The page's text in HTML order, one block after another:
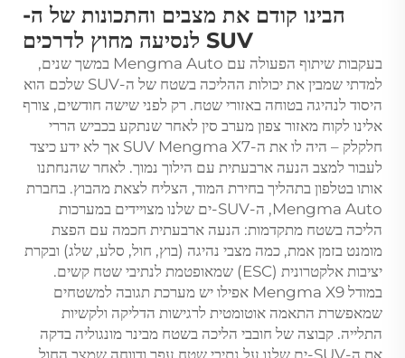
הבינו קודם את מצבים והתכונות של ה-
SUV לנסיעה מחוץ לדרכים
בעקבות שיתוף הפעולה עם Mengma Auto במשך שנים,
למדתי שמבין את יכולות ההליכה בשטח של ה-SUV שלכם הוא
היסוד לנהיגה בטוחה באזורי שטח. רק לפני שישה חודשים, צורף
אלינו לקוח מאזור צפון מערב סין לאחר שנתקע בכביש הררי
חלקלק – היה לו את ה-SUV Mengma X7 אך לא ידע כיצד
לעבור למצב הנעה ארבעתית עם הילוך נמוך. לאחר שהנחתנו
אותו בטלפון בתהליך בחירת המוד, הצליח לצאת מהבוץ. בחברת
Mengma Auto, ה-SUV-ים שלנו מצויידים במערכות
הליכה בשטח מתקדמות: הנעה ארבעתית חכמה עם הפצת
מומנט בזמן אמת, כמה מצבי נהיגה (בוץ, חול, סלע, שלג) ובקרת
יציבות אלקטרונית (ESC) שמאופטמת לנתיבי שטח קשים.
במודל Mengma X9 אפילו יש מערכת תגובה למשטחים
שמאפשרת התאמה אוטומטית לרגישות הדליקה ולקשיות
התלייה. קבוצה של חובבי הליכה בשטח מבינר מונגוליה בדקה
את ה-SUV-ים שלנו על נתיבי שטח עפר ודווחה שמצב החול